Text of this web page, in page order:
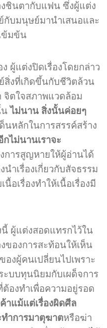
ชินตากับแฟน ซึ่งผู้แต่ง
กับมนุษย์มานำเสนอและ
ข้มข้น
ต่งปิดเรื่องโดยกล่าว
สิ่งที่เกิดขึ้นกับชีวิตล้วน
ตใจสภาพแวดล้อม
น ไม่นาน สิ่งนั้นค่อยๆ
นหลักในการสรรค์สร้าง
กไม่นานเราจะ
การสูญหายให้ผู้อ่านได้
ำเรื่องเกี่ยวกับสัจธรรม
อเรื่องทำให้เนื้อเรื่องมี
แต่งสอดแทรกไว้ใน
งของการสะท้อนให้เห็น
งผู้คนเปลี่ยนไปเพราะ
ะบบทุนนิยมกับเผด็จการ
งทำเพื่อความอยู่รอด
าแม้แต่เรื่องผิดศีล
ทำการมาตุฆาตหรือฆ่า